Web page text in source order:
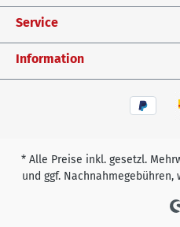
Service
Information
* Alle Preise inkl. gesetzl.
und ggf.